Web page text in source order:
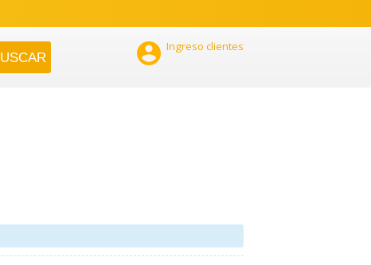
 Ingreso clientes